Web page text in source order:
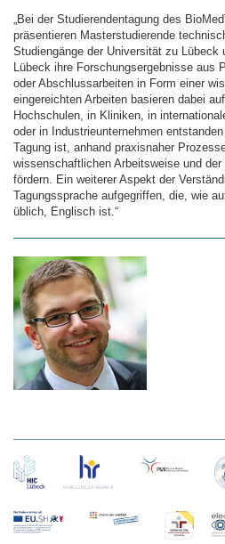
„Bei der Studierendentagung des
präsentieren Masterstudierende
Studiengänge der Universität zu Lübeck
Lübeck ihre Forschungsergebnisse aus
oder Abschlussarbeiten in Form einer
eingereichten Arbeiten basieren dabei
Hochschulen, in Kliniken, in
oder in Industrieunternehmen
Tagung ist, anhand praxisnaher
wissenschaftlichen Arbeitsweise und
fördern. Ein weiterer Aspekt der
Tagungssprache aufgegriffen, die, wie
üblich, Englisch ist.“